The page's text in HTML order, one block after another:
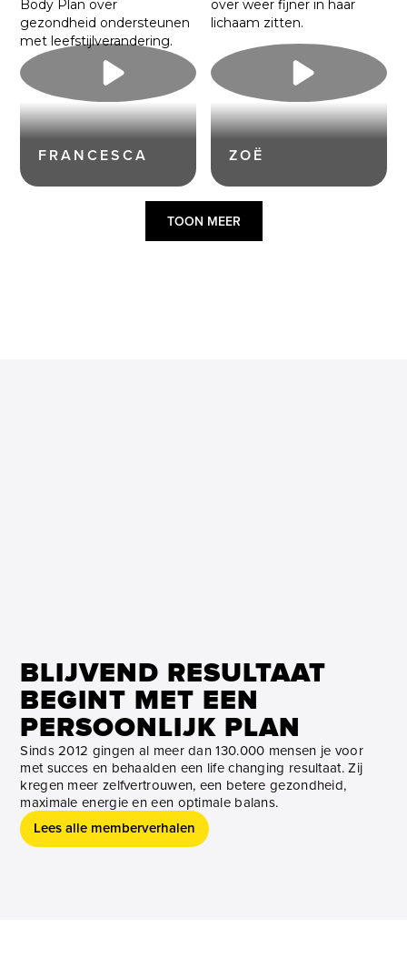
FRANCESCA ZOË
TOON MEER
BLIJVEND RESULTAAT
BEGINT MET EEN
PERSOONLIJK PLAN
Sinds 2012 gingen al meer dan 130.000 mensen je voor
met succes en behaalden een life changing resultaat. Zij
kregen meer zelfvertrouwen, een betere gezondheid,
maximale energie en een optimale balans.
Lees alle memberverhalen